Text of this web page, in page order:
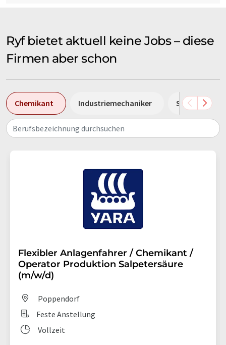
Ryf bietet aktuell keine Jobs – diese
Firmen aber schon
Chemikant Industriemechaniker Sales
Berufsbezeichnung durchsuchen
Flexibler Anlagenfahrer / Chemikant /
Operator Produktion Salpetersäure
(m/w/d)
Poppendorf
Feste Anstellung
Vollzeit